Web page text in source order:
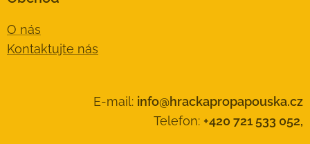
O nás
Kontaktujte nás
E-mail: info@hrackapropapouska.cz
Telefon: +420 721 533 052,